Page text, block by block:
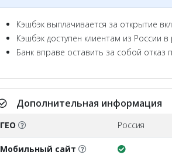
Кэшбэк выплачивается за открытие
Кэшбэк доступен клиентам из России
Банк вправе оставить за собой
Дополнительная информация
ГЕО Россия
Мобильный сайт